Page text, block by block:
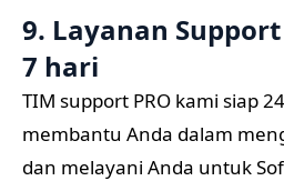
9. Layanan Support
7 hari
TIM support PRO kami siap
membantu Anda dalam
dan melayani Anda untuk